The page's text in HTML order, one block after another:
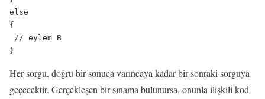
else
{
// eylem B
Her sorgu, doğru bir sonuca varıncaya kadar bir sonraki sorguya
geçecektir. Gerçekleşen bir sınama bulunursa, onunla ilişkili kod